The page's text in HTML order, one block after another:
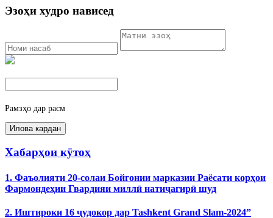
Эзоҳи худро нависед
Рамзҳо дар расм
Хабарҳои кӯтоҳ
1. Фаъолияти 20-солаи Бойгонии марказии Раёсати корҳои
Фармондеҳии Гвардияи миллӣ натиҷагирӣ шуд
2. Иштироки 16 ҷудокор дар Tashkent Grand Slam-2024”